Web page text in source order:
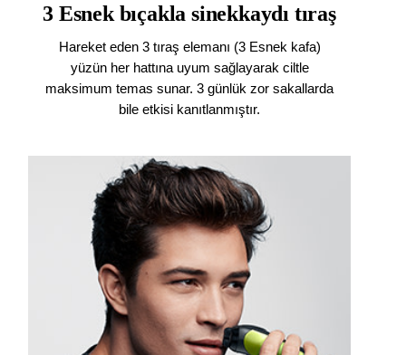
3 Esnek bıçakla sinekkaydı tıraş
Hareket eden 3 tıraş elemanı (3 Esnek kafa)
yüzün her hattına uyum sağlayarak ciltle
maksimum temas sunar. 3 günlük zor sakallarda
bile etkisi kanıtlanmıştır.